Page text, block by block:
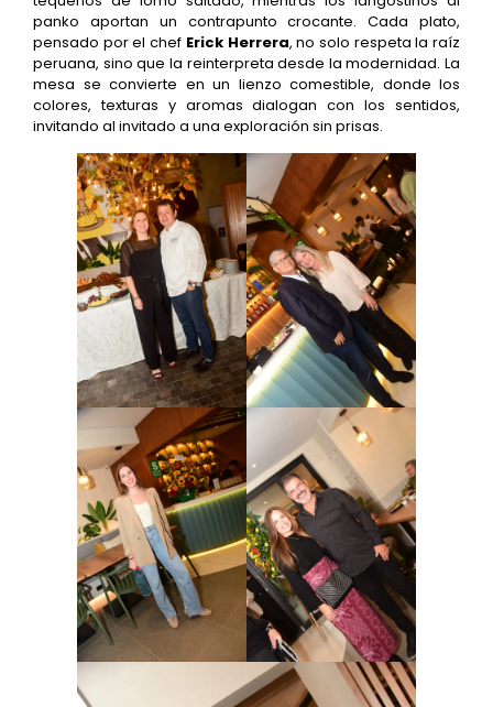
panko aportan un contrapunto crocante. Cada plato,
pensado por el chef Erick Herrera, no solo respeta la raíz
peruana, sino que la reinterpreta desde la modernidad. La
mesa se convierte en un lienzo comestible, donde los
colores, texturas y aromas dialogan con los sentidos,
invitando al invitado a una exploración sin prisas.